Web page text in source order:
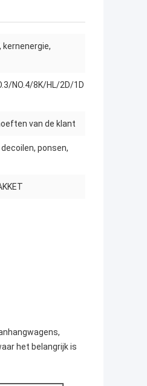
kernenergie,
NO.4/8K/HL/2D/1D
van de klant
ponsen,
het belangrijk is